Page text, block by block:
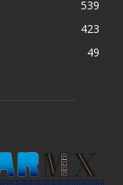
539
423
49